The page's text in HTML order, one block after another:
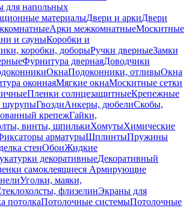
для напольных
материалыДвери и аркиДвери
Арки межкомнатныеМоскитные
и сауныКоробки и
коробки, доборыРучки дверныеЗамки
Фурнитура двернаяДоводчики
ОкнаПодоконники, отливыОкна
оконнаяМягкие окнаМоскитные сетки
Пленки солнцезащитныеКрепежные
шурупыГвоздиАнкеры, дюбелиСкобы,
крепежГайки,
винты, шпилькиХомутыХимические
арматурыШплинтыПружины
стенОбоиЖидкие
декоративныеДекоративный
самоклеящиеся Армирующие
Уголки, маяки,
флизелинЭкраны для
потолкаПотолочные системыПотолочные